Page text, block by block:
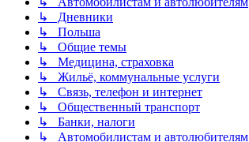
↳ Дневники
↳ Польша
↳ Общие темы
↳ Медицина, страховка
↳ Жильё, коммунальные услуги
↳ Связь, телефон и интернет
↳ Общественный транспорт
↳ Банки, налоги
↳ Автомобилистам и автолюбителям